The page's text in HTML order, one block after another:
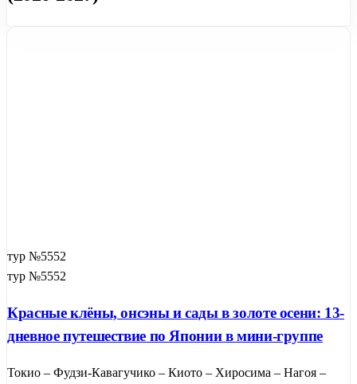
тур №5552
тур №5552
Красные клёны, онсэны и сады в золоте осени: 13-
дневное путешествие по Японии в мини-группе
Токио – Фудзи-Кавагучико – Киото – Хиросима – Нагоя –